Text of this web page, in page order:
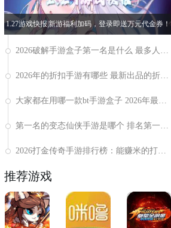
1.27游戏快报|新游福利加码，登录即送万元代金券！
2026破解手游盒子第一名是什么 最多人用的破解手游盒子盘点
2026年的折扣手游有哪些 最新出品的折扣手游盘点
大家都在用哪一款bt手游盒子 2026年最多人用的bt手游盒子
第一名的变态仙侠手游是哪个 排名第一的高人气变态仙侠游戏推荐
2026打金传奇手游排行榜：能赚米的打金传奇手游精选推荐
推荐游戏